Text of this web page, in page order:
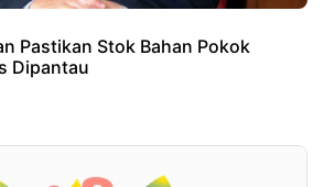
Pastikan Stok Bahan Pokok
Dipantau